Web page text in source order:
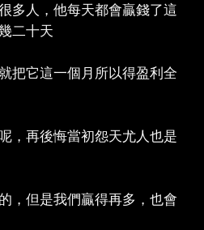
多人，他每天都會贏錢了這
二十天
把它這一個月所以得盈利全
，再後悔當初怨天尤人也是
，但是我們贏得再多，也會